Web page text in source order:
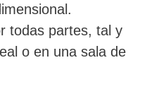
todas partes, tal y
o en una sala de